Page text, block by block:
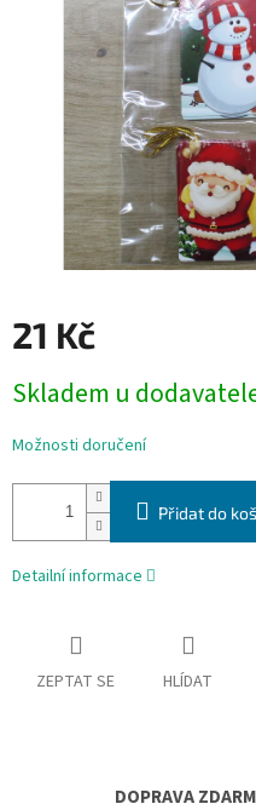
hvězdiček.
21 Kč
cena:
Skladem u
Možnosti doručení
Přidat do
Detailní informace
ZEPTAT SE HLÍDAT
DOPRAVA